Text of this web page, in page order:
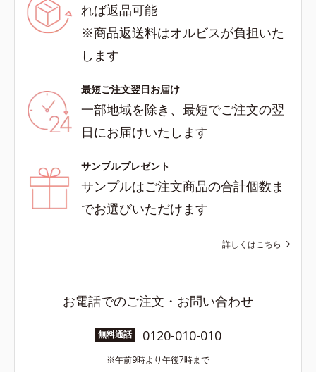
れば返品可能
※商品返送料はオルビスが負担いた
します
最短ご注文翌日お届け
一部地域を除き、最短でご注文の翌
日にお届けいたします
サンプルプレゼント
サンプルはご注文商品の合計個数ま
でお選びいただけます
詳しくはこちら
お電話でのご注文・お問い合わせ
無料通話 0120-010-010
午前9時より午後7時まで